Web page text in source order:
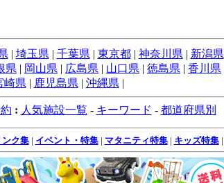
| 埼玉県 | 千葉県 | 東京都| 神奈川県 | 新潟県
県 | 岡山県 | 広島県 | 山口県 | 徳島県 | 香川県
崎県 | 鹿児島県 | 沖縄県 |
: 人気施設一覧 - キーワード - 都道府県別
ンク集| イベント・特集| マタニティ特集| キッズ特集|